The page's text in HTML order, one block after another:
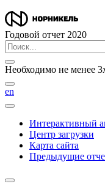
Годовой отчет 2020
Необходимо не менее
en
Интерактивный
Центр загрузки
Карта сайта
Предыдущие